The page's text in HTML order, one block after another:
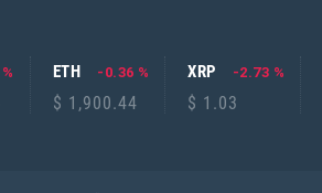
ETH
$ 1,900.44
-0.36 %
XRP
$ 1.03
-2.73 %